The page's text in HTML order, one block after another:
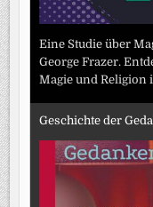
Eine Studie über
George Frazer.
Magie und Religion
Geschichte der